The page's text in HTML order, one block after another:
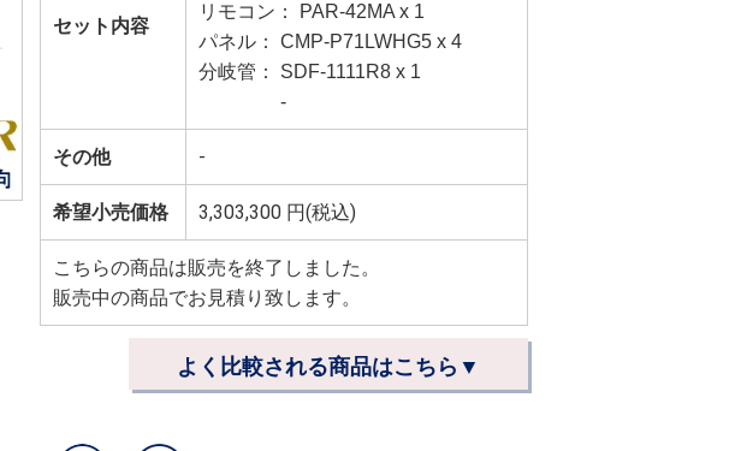
セット内容
リモコン： PAR-42MA x 1
パネル： CMP-P71LWHG5 x 4
分岐管： SDF-1111R8 x 1
-
その他 -
希望小売価格 3,303,300 円(税込)
こちらの商品は販売を終了しました。
販売中の商品でお見積り致します。
よく比較される商品はこちら▼